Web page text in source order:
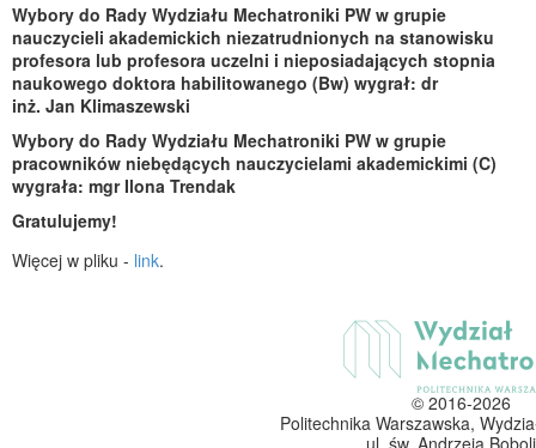
Wybory do Rady Wydziału Mechatroniki PW w grupie
nauczycieli akademickich niezatrudnionych na stanowisku
profesora lub profesora uczelni i nieposiadających stopnia
naukowego doktora habilitowanego (Bw) wygrał: dr
inż. Jan Klimaszewski
Wybory do Rady Wydziału Mechatroniki PW w grupie
pracowników niebędących nauczycielami akademickimi (C)
wygrała: mgr Ilona Trendak
Gratulujemy!
Więcej w pliku - link.
© 2016-2026
Politechnika Warszawska,
ul. św. Andrzeja